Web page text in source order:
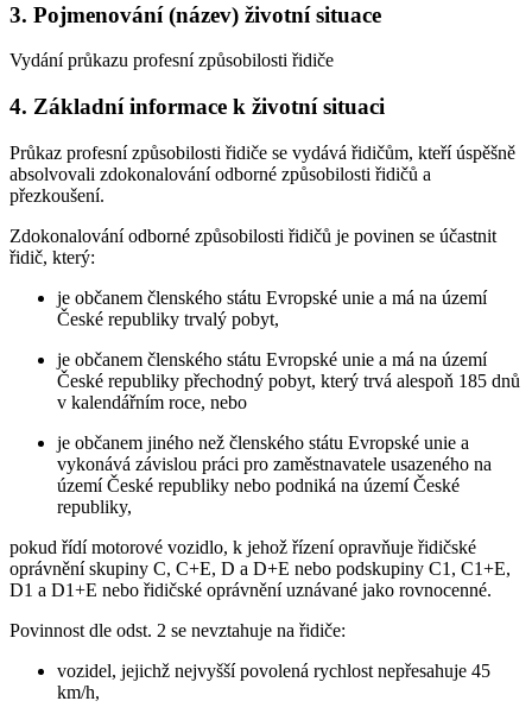
3. Pojmenování (název) životní situace
Vydání průkazu profesní způsobilosti řidiče
4. Základní informace k životní situaci
Průkaz profesní způsobilosti řidiče se vydává řidičům, kteří úspěšně
absolvovali zdokonalování odborné způsobilosti řidičů a
přezkoušení.
Zdokonalování odborné způsobilosti řidičů je povinen se účastnit
řidič, který:
je občanem členského státu Evropské unie a má na území
České republiky trvalý pobyt,
je občanem členského státu Evropské unie a má na území
České republiky přechodný pobyt, který trvá alespoň 185 dnů
v kalendářním roce, nebo
je občanem jiného než členského státu Evropské unie a
vykonává závislou práci pro zaměstnavatele usazeného na
území České republiky nebo podniká na území České
republiky,
pokud řídí motorové vozidlo, k jehož řízení opravňuje řidičské
oprávnění skupiny C, C+E, D a D+E nebo podskupiny C1, C1+E,
D1 a D1+E nebo řidičské oprávnění uznávané jako rovnocenné.
Povinnost dle odst. 2 se nevztahuje na řidiče:
vozidel, jejichž nejvyšší povolená rychlost nepřesahuje 45
km/h,